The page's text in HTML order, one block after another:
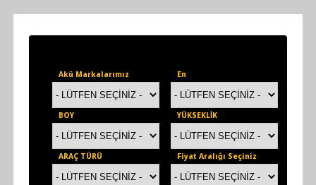
Akü Markalarımız En
BOY YÜKSEKLİK
ARAÇ TÜRÜ Fiyat Aralığı Seçiniz